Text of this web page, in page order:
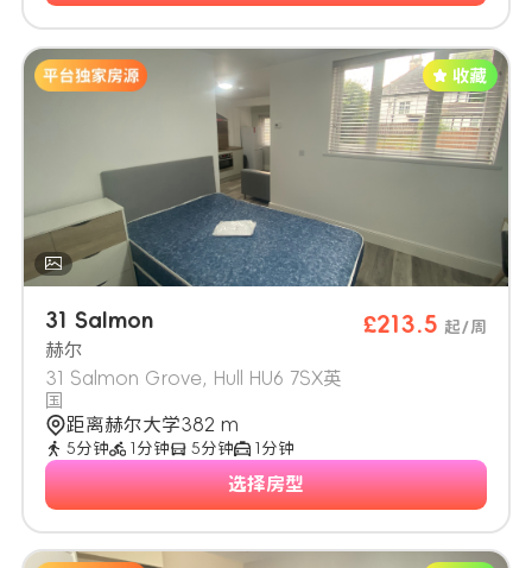
31 Salmon
赫尔
31 Salmon Grove, Hull HU6 7SX英
国
£213.5 起/周
距离赫尔大学382 m
5分钟 1分钟 5分钟 1分钟
选择房型